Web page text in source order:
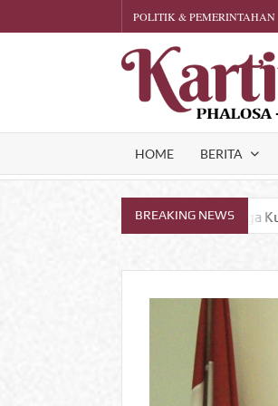
to
POLITIK & PEMERINTAHAN
HOME BERITA
BREAKING NEWS
Warga Kunci Utama Mitigasi Bencana